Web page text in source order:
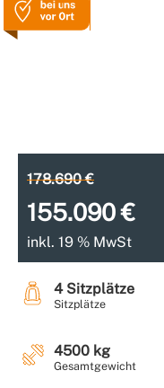
178.690 €
155.090 €
inkl. 19 % MwSt
4 Sitzplätze
Sitzplätze
4500 kg
Gesamtgewicht